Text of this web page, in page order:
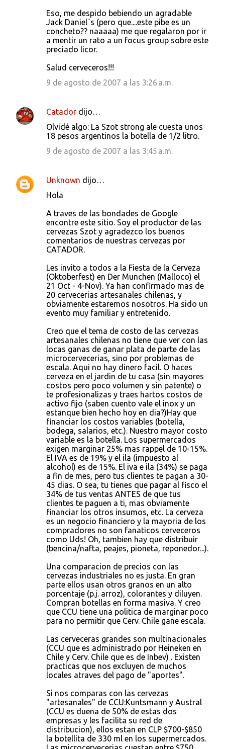
Eso, me despido bebiendo un agradable
Jack Daniel´s (pero que....este pibe es un
concheto?? naaaaa) me que regalaron por ir
a mentir un rato a un focus group sobre este
preciado licor.
Salud cerveceros!!!
9 de agosto de 2007 a las 3:26 a.m.
Catador dijo…
Olvidé algo: La Szot strong ale cuesta unos
18 pesos argentinos la botella de 1/2 litro.
9 de agosto de 2007 a las 3:45 a.m.
Unknown dijo…
Hola
A traves de las bondades de Google
encontre este sitio. Soy el productor de las
cervezas Szot y agradezco los buenos
comentarios de nuestras cervezas por
CATADOR.
Les invito a todos a la Fiesta de la Cerveza
(Oktoberfest) en Der Munchen (Malloco) el
21 Oct - 4-Nov). Ya han confirmado mas de
20 cervecerias artesanales chilenas, y
obviamente estaremos nosotros. Ha sido un
evento muy familiar y entretenido.
Creo que el tema de costo de las cervezas
artesanales chilenas no tiene que ver con las
locas ganas de ganar plata de parte de las
microcervecerias, sino por problemas de
escala. Aqui no hay dinero facil. O haces
cerveza en el jardin de tu casa (sin mayores
costos pero poco volumen y sin patente) o
te profesionalizas y traes hartos costos de
activo fijo (saben cuento vale el inox y un
estanque bien hecho hoy en dia?)Hay que
financiar los costos variables (botella,
bodega, salarios, etc.). Nuestro mayor costo
variable es la botella. Los supermercados
exigen marginar 25% mas rappel de 10-15%.
El IVA es de 19% y el ila (impuesto al
alcohol) es de 15%. El iva e ila (34%) se paga
a fin de mes, pero tus clientes te pagan a 30-
45 dias. O sea, tu tienes que pagar al fisco el
34% de tus ventas ANTES de que tus
clientes te paguen a ti, mas obviamente
financiar los otros insumos, etc. La cerveza
es un negocio financiero y la mayoria de los
compradores no son fanaticos cerveceros
como Uds! Oh, tambien hay que distribuir
(bencina/nafta, peajes, pioneta, reponedor...).
Una comparacion de precios con las
cervezas industriales no es justa. En gran
parte ellos usan otros granos en un alto
porcentaje (p.j. arroz), colorantes y diluyen.
Compran botellas en forma masiva. Y creo
que CCU tiene una politica de marginar poco
para no permitir que Cerv. Chile gane escala.
Las cerveceras grandes son multinacionales
(CCU que es administrado por Heineken en
Chile y Cerv. Chile que es de Inbev) . Existen
practicas que nos excluyen de muchos
locales atraves del pago de "aportes".
Si nos comparas con las cervezas
"artesanales" de CCU:Kuntsmann y Austral
(CCU es duena de 50% de estas dos
empresas y les facilita su red de
distribucion), ellos estan en CLP $700-$850
la botellita de 330 ml en los supermercados.